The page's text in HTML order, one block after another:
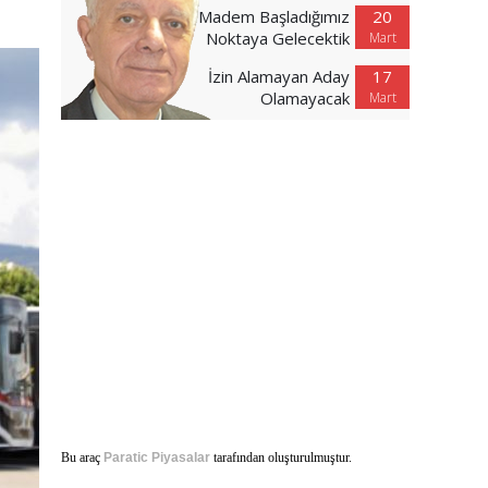
20
Mart
Madem Başladığımız
Noktaya Gelecektik
17
Mart
İzin Alamayan Aday
Olamayacak
Bu araç Paratic Piyasalar tarafından oluşturulmuştur.